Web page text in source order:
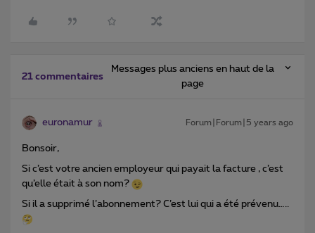
21 commentaires
Messages plus anciens en haut de la
page
euronamur Forum|Forum|5 years ago
Bonsoir,
Si c’est votre ancien employeur qui payait la facture , c’est
qu’elle était à son nom?
Si il a supprimé l’abonnement? C’est lui qui a été prévenu…..